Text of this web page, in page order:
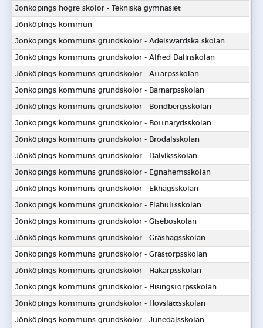
Jönköpings högre skolor - Tekniska gymnasiet
Jönköpings kommun
Jönköpings kommuns grundskolor - Adelswärdska skolan
Jönköpings kommuns grundskolor - Alfred Dalinskolan
Jönköpings kommuns grundskolor - Attarpsskolan
Jönköpings kommuns grundskolor - Barnarpsskolan
Jönköpings kommuns grundskolor - Bondbergsskolan
Jönköpings kommuns grundskolor - Bottnarydsskolan
Jönköpings kommuns grundskolor - Brodalsskolan
Jönköpings kommuns grundskolor - Dalviksskolan
Jönköpings kommuns grundskolor - Egnahemsskolan
Jönköpings kommuns grundskolor - Ekhagsskolan
Jönköpings kommuns grundskolor - Flahultsskolan
Jönköpings kommuns grundskolor - Giseboskolan
Jönköpings kommuns grundskolor - Gräshagsskolan
Jönköpings kommuns grundskolor - Grästorpsskolan
Jönköpings kommuns grundskolor - Hakarpsskolan
Jönköpings kommuns grundskolor - Hisingstorpsskolan
Jönköpings kommuns grundskolor - Hovslättsskolan
Jönköpings kommuns grundskolor - Junedalsskolan